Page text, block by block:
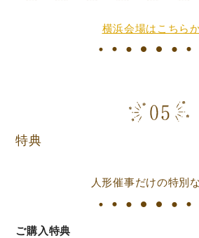
横浜会場はこちら
特典
人形催事だけの特別
ご購入特典